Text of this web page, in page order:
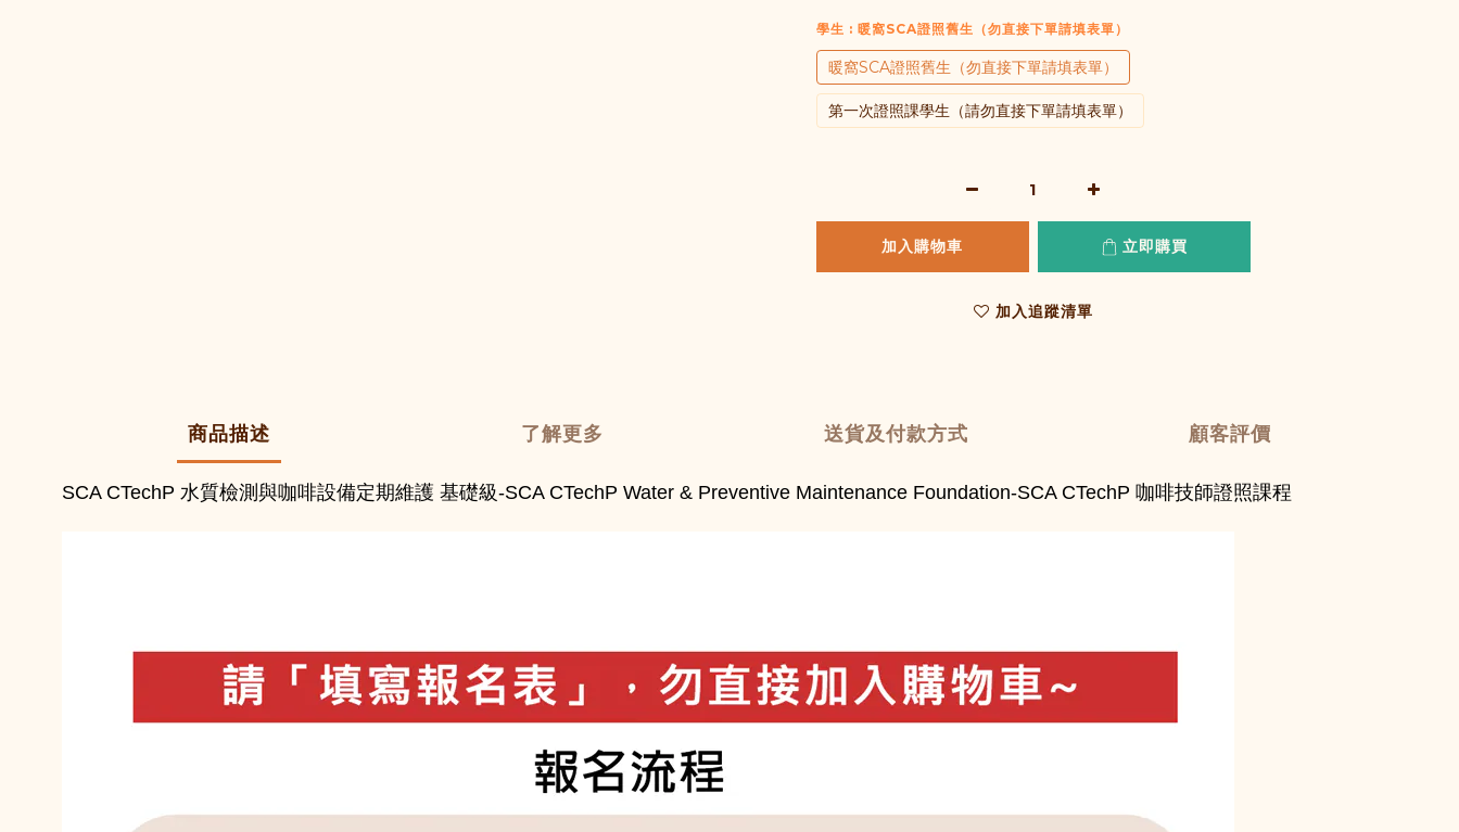
學生 : 暖窩SCA證照舊生（勿直接下單請填表單）
暖窩SCA證照舊生（勿直接下單請填表單）
第一次證照課學生（請勿直接下單請填表單）
加入購物車 立即購買
加入追蹤清單
商品描述 了解更多 送貨及付款方式 顧客評價
SCA CTechP 水質檢測與咖啡設備定期維護 基礎級-SCA CTechP Water & Preventive Maintenance Foundation-SCA CTechP 咖啡技師證照課程